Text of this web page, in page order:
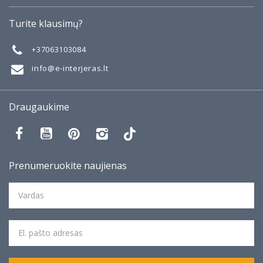
Mano darbai
Taisyklės
Turite klausimų?
+37063103084
info@e-interjeras.lt
Draugaukime
Prenumeruokite naujienas